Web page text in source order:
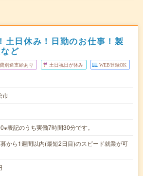
土日休み！日勤のお仕事！製
ど
別途支給あり 土日祝日が休み WEB登録OK
市
表記のうち実働7時間30分です。
から1週間以内(最短2日目)のスピード就業が可